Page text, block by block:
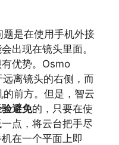
是在使用手机外接
出现在镜头里面。
优势。Osmo
离镜头的右侧，而
前方。但是，智云
避免的，只要在使
点，将云台把手尽
在一个平面上即